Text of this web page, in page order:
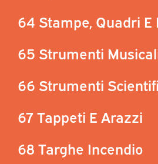
64 Stampe, Quadri E
65 Strumenti
66 Strumenti
67 Tappeti E Arazzi
68 Targhe Incendio